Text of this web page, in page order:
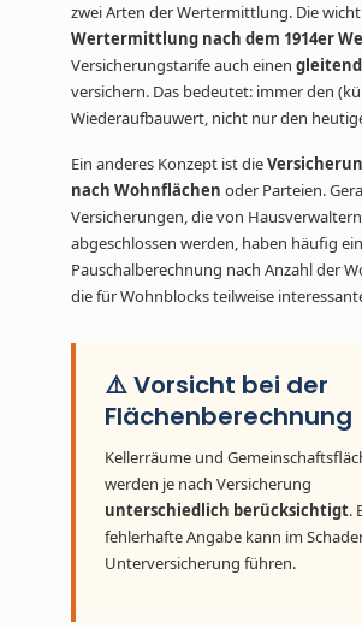
zwei Arten der Wertermittlung. Die
Wertermittlung nach dem 1914er
Versicherungstarife auch einen
versichern. Das bedeutet: immer den
Wiederaufbauwert, nicht nur den
Ein anderes Konzept ist die
nach Wohnflächen oder Parteien.
Versicherungen, die von Hausverwaltern
abgeschlossen werden, haben häufig
Pauschalberechnung nach Anzahl der
die für Wohnblocks teilweise
⚠️ Vorsicht bei der
Flächenberechnung
Kellerräume und
werden je nach Versicherung
unterschiedlich berücksichtigt.
fehlerhafte Angabe kann im
Unterversicherung führen.